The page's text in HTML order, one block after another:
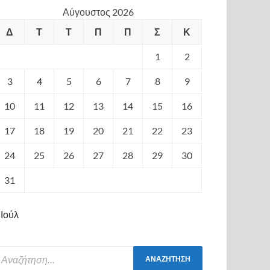
Αύγουστος 2026
Δ
Τ Τ Π Π Σ Κ
1 2
3 4 5 6 7 8 9
10 11 12 13 14 15 16
17 18 19 20 21 22 23
24 25 26 27 28 29 30
31